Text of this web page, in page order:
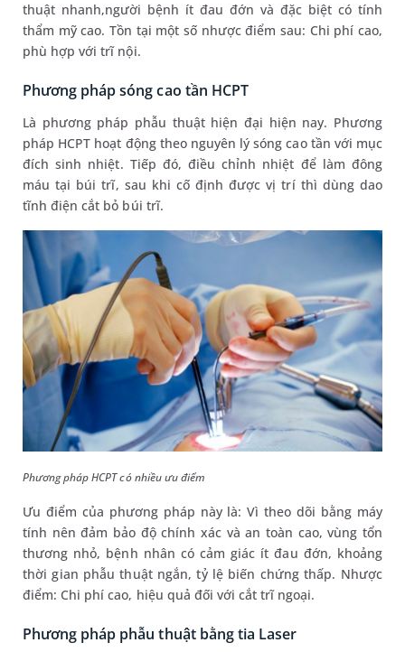
thuật nhanh,người bệnh ít đau đớn và đặc biệt có tính
thẩm mỹ cao. Tồn tại một số nhược điểm sau: Chi phí cao,
phù hợp với trĩ nội.
Phương pháp sóng cao tần HCPT
Là phương pháp phẫu thuật hiện đại hiện nay. Phương
pháp HCPT hoạt động theo nguyên lý sóng cao tần với mục
đích sinh nhiệt. Tiếp đó, điều chỉnh nhiệt để làm đông
máu tại búi trĩ, sau khi cố định được vị trí thì dùng dao
tĩnh điện cắt bỏ búi trĩ.
Phương pháp HCPT có nhiều ưu điểm
Ưu điểm của phương pháp này là: Vì theo dõi bằng máy
tính nên đảm bảo độ chính xác và an toàn cao, vùng tổn
thương nhỏ, bệnh nhân có cảm giác ít đau đớn, khoảng
thời gian phẫu thuật ngắn, tỷ lệ biến chứng thấp. Nhược
điểm: Chi phí cao, hiệu quả đối với cắt trĩ ngoại.
Phương pháp phẫu thuật bằng tia Laser